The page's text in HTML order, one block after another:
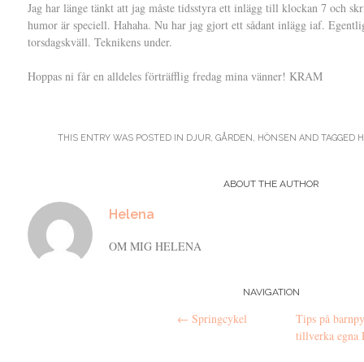
Jag har länge tänkt att jag måste tidsstyra ett inlägg till klockan 7 och
humor är speciell. Hahaha. Nu har jag gjort ett sådant inlägg iaf.
torsdagskväll. Teknikens under.
Hoppas ni får en alldeles förträfflig fredag mina vänner! KRAM
THIS ENTRY WAS POSTED IN DJUR, GÅRDEN , HÖNSEN AND TAGGED
ABOUT THE AUTHOR
Helena
OM MIG HELENA
NAVIGATION
← Springcykel
Tips på
tillverka egna